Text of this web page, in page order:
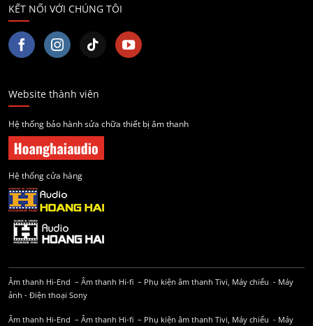
KẾT NỐI VỚI CHÚNG TÔI
Website thành viên
Hệ thống bảo hành sửa chữa thiết bị âm thanh
Hệ thống cửa hàng
Âm thanh Hi-End – Âm thanh Hi-fi – Phụ kiện âm thanh Tivi, Máy chiếu - Máy
ảnh - Điện thoại Sony
Âm thanh Hi-End – Âm thanh Hi-fi – Phụ kiện âm thanh Tivi, Máy chiếu - Máy